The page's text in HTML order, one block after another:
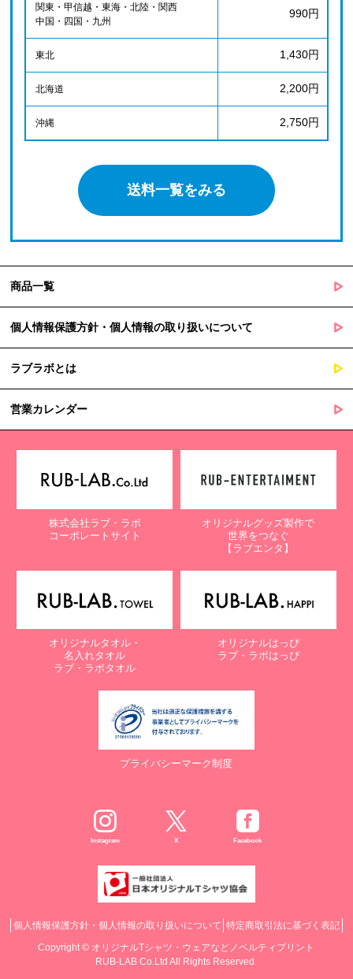
関東・甲信越・東海・北陸・関西
中国・四国・九州
990円
東北 1,430円
北海道 2,200円
沖縄 2,750円
送料一覧をみる
商品一覧
個人情報保護方針・個人情報の取り扱いについて
ラブラボとは
営業カレンダー
株式会社ラブ・ラボ
コーポレートサイト
オリジナルグッズ製作で
世界をつなぐ
【ラブエンタ】
オリジナルタオル・
名入れタオル
ラブ・ラボタオル
オリジナルはっぴ
ラブ・ラボはっぴ
プライバシーマーク制度
Instagram X Facebook
個人情報保護方針・個人情報の取り扱いについて 特定商取引法に基づく表記
Copyright © オリジナルTシャツ・ウェアなどノベルティプリント
RUB-LAB Co.Ltd All Rights Reserved.